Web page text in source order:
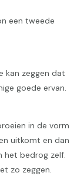
een tweede
kan zeggen dat
goede ervan.
in de vorm
uitkomt en dan
het bedrog zelf.
zo zeggen.